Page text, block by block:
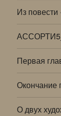
Из
Первая
Окончание
О двух